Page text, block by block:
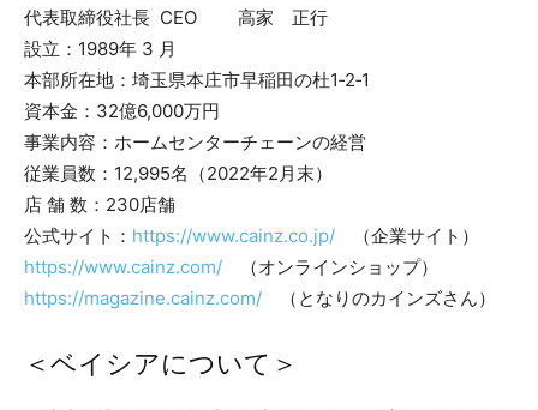
代表取締役社長 CEO 高家 正行
設立：1989年 3 月
本部所在地：埼玉県本庄市早稲田の杜1‐2‐1
資本金：32億6,000万円
事業内容：ホームセンターチェーンの経営
従業員数：12,995名（2022年2月末）
店 舗 数：230店舗
公式サイト： https://www.cainz.co.jp/ （企業サイト）
https://www.cainz.com/ （オンラインショップ）
https://magazine.cainz.com/ （となりのカインズさん）
＜ベイシアについて＞